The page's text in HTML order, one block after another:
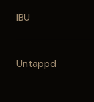
IBU
Untappd